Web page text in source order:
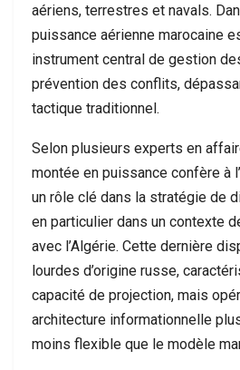
aériens, terrestres et navals.
puissance aérienne marocaine
instrument central de gestion
prévention des conflits,
tactique traditionnel.
Selon plusieurs experts en
montée en puissance confère à
un rôle clé dans la stratégie de
en particulier dans un contexte
avec l’Algérie. Cette dernière
lourdes d’origine russe,
capacité de projection, mais
architecture informationnelle
moins flexible que le modèle